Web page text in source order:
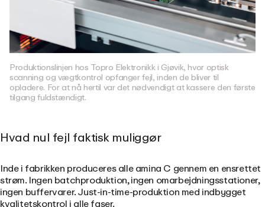
Produktionslinjen hos Topro Elektronikk i Gjøvik, hvor optisk
scanning og vægtkontrol opfanger fejl, inden de bliver til
opladere. For at nå hertil var det nødvendigt at kassere den første
tilgang fuldstændigt.
Hvad nul fejl faktisk muliggør
Inde i fabrikken produceres alle amina C gennem en ensrettet
strøm. Ingen batchproduktion, ingen omarbejdningsstationer,
ingen buffervarer. Just-in-time-produktion med indbygget
kvalitetskontrol i alle faser.